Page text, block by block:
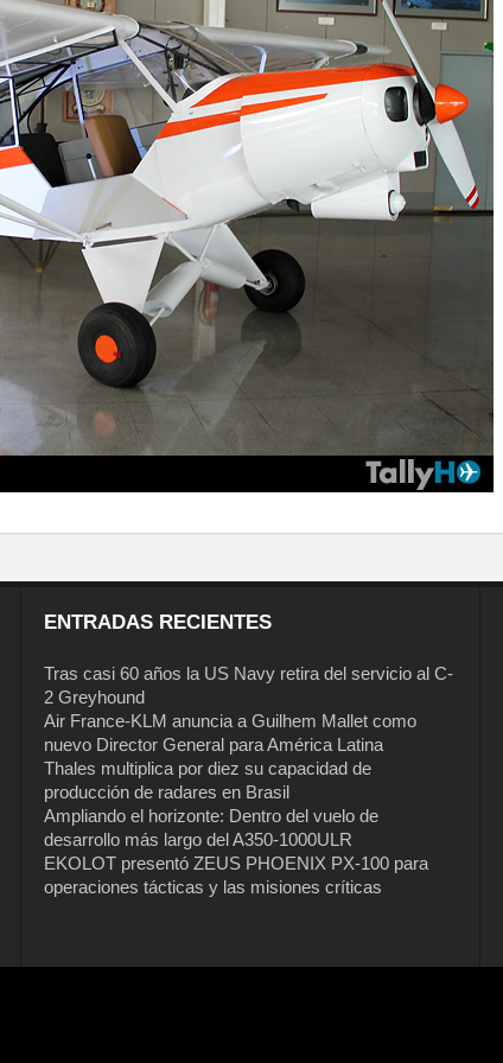
ENTRADAS RECIENTES
Tras casi 60 años la US Navy retira del servicio al C-
2 Greyhound
Air France-KLM anuncia a Guilhem Mallet como
nuevo Director General para América Latina
Thales multiplica por diez su capacidad de
producción de radares en Brasil
Ampliando el horizonte: Dentro del vuelo de
desarrollo más largo del A350-1000ULR
EKOLOT presentó ZEUS PHOENIX PX-100 para
operaciones tácticas y las misiones críticas